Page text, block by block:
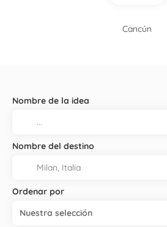
Cancún
Nombre de la idea
Nombre del destino
Ordenar por
Nuestra selección